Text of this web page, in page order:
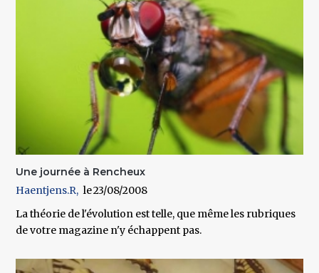
Une journée à Rencheux
Haentjens.R
23/08/2008
La théorie de l'évolution est telle, que même les rubriques
de votre magazine n'y échappent pas.